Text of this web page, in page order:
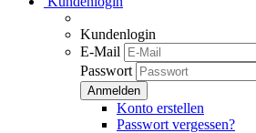
Kundenlogin
E-Mail
Passwort
Konto erstellen
Passwort vergessen?